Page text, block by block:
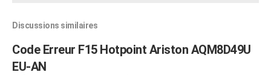
Discussions similaires
Code Erreur F15 Hotpoint Ariston AQM8D49U
EU-AN